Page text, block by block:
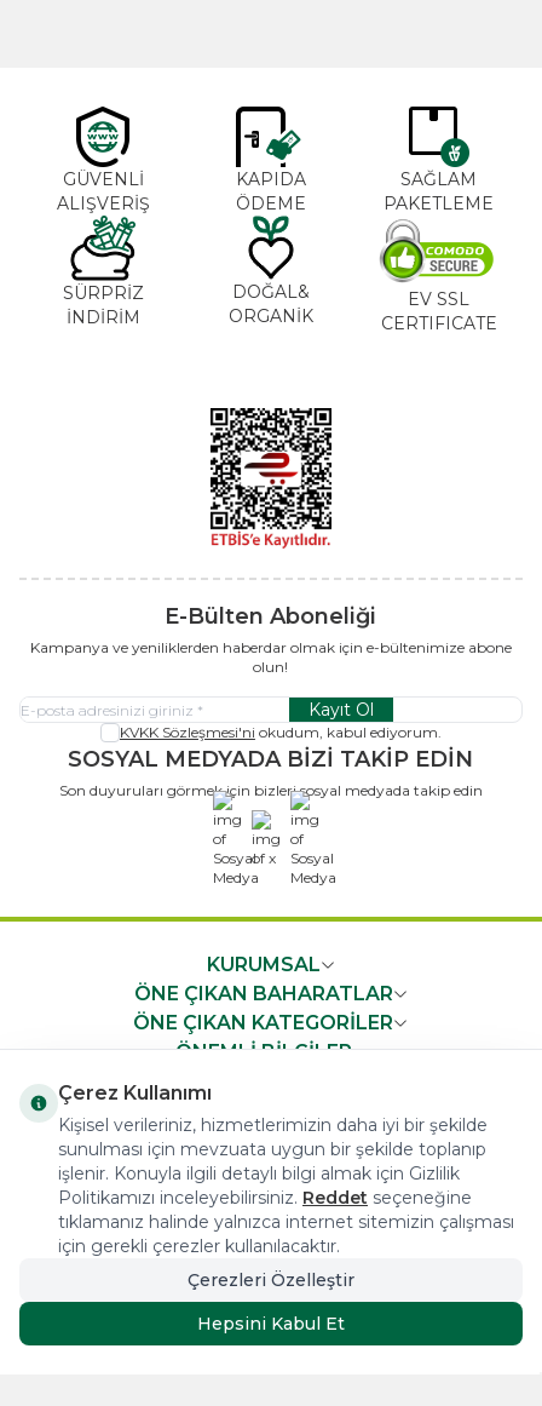
GÜVENLİ
ALIŞVERİŞ
KAPIDA
ÖDEME
SAĞLAM
PAKETLEME
SÜRPRİZ
İNDİRİM
DOĞAL&
ORGANİK
EV SSL
CERTIFICATE
E-Bülten Aboneliği
Kampanya ve yeniliklerden haberdar olmak için e-bültenimize abone
olun!
Kayıt Ol
KVKK Sözleşmesi'ni okudum, kabul ediyorum.
SOSYAL MEDYADA BİZİ TAKİP EDİN
Son duyuruları görmek için bizleri sosyal medyada takip edin
x
KURUMSAL
ÖNE ÇIKAN BAHARATLAR
ÖNE ÇIKAN KATEGORİLER
ÖNEMLİ BİLGİLER
COPYRIGHT © 2023 arifoglu.com ALL RIGHTS RESERVED
Tasarım ve Reklam Danışmanlığı AJANSTEK
Çerez Kullanımı
Kişisel verileriniz, hizmetlerimizin daha iyi bir şekilde
sunulması için mevzuata uygun bir şekilde toplanıp
işlenir. Konuyla ilgili detaylı bilgi almak için Gizlilik
Politikamızı inceleyebilirsiniz. Reddet seçeneğine
tıklamanız halinde yalnızca internet sitemizin çalışması
için gerekli çerezler kullanılacaktır.
Çerezleri Özelleştir
Hepsini Kabul Et